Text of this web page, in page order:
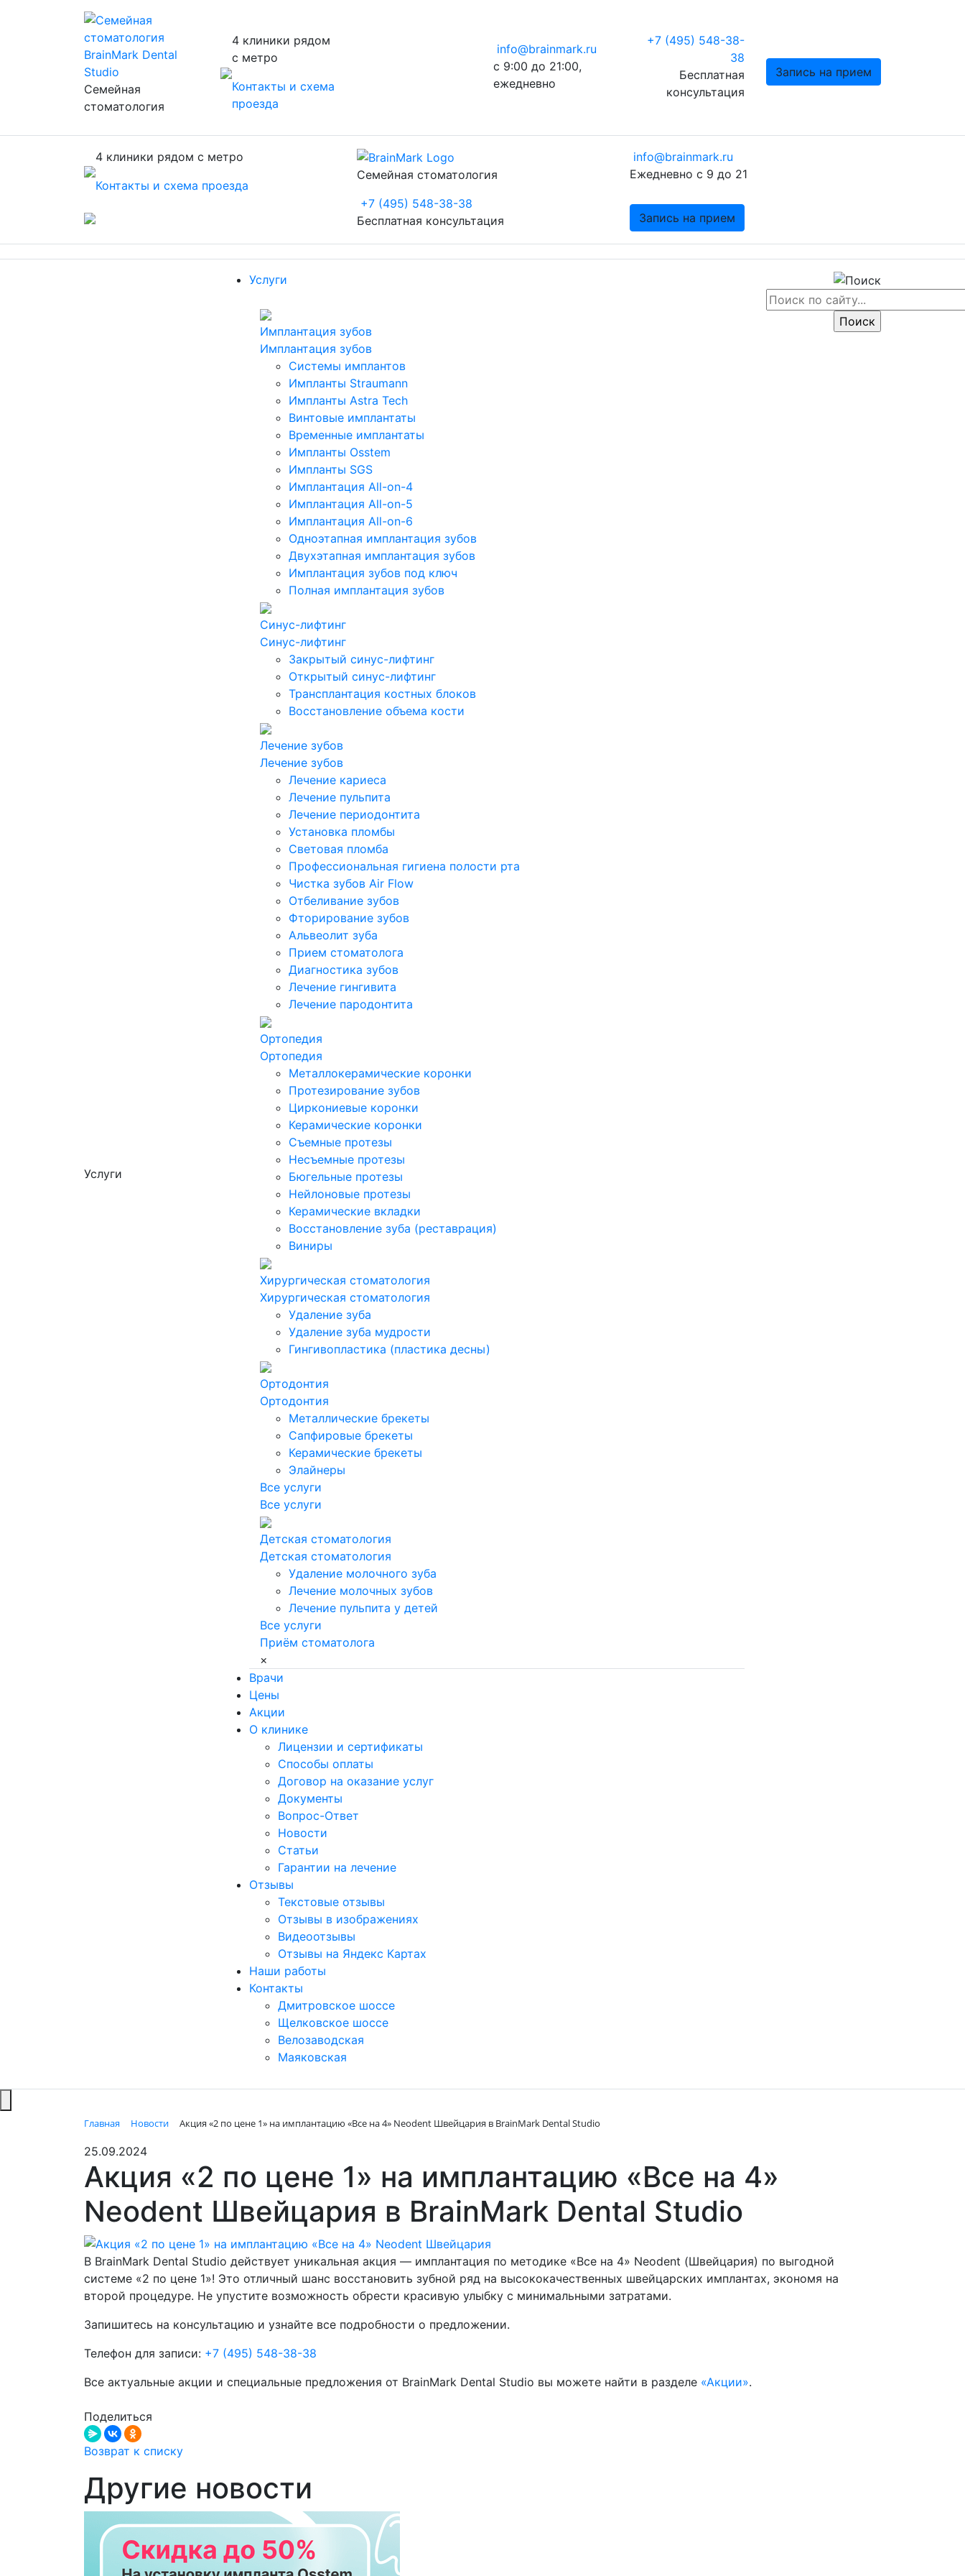
Семейная
стоматология
4 клиники рядом
с метро
Контакты и схема
проезда
info@brainmark.ru
с 9:00 до 21:00,
ежедневно
+7 (495) 548-38-
38
Бесплатная
консультация
Запись на прием
4 клиники рядом с метро
Контакты и схема проезда
Семейная стоматология
info@brainmark.ru
Ежедневно с 9 до 21
+7 (495) 548-38-38
Бесплатная консультация
Запись на прием
Услуги
Услуги
Имплантация зубов
Имплантация зубов
Системы имплантов
Импланты Straumann
Импланты Astra Tech
Винтовые имплантаты
Временные имплантаты
Импланты Osstem
Импланты SGS
Имплантация All-on-4
Имплантация All-on-5
Имплантация All-on-6
Одноэтапная имплантация зубов
Двухэтапная имплантация зубов
Имплантация зубов под ключ
Полная имплантация зубов
Синус-лифтинг
Синус-лифтинг
Закрытый синус-лифтинг
Открытый синус-лифтинг
Трансплантация костных блоков
Восстановление объема кости
Лечение зубов
Лечение зубов
Лечение кариеса
Лечение пульпита
Лечение периодонтита
Установка пломбы
Световая пломба
Профессиональная гигиена полости рта
Чистка зубов Air Flow
Отбеливание зубов
Фторирование зубов
Альвеолит зуба
Прием стоматолога
Диагностика зубов
Лечение гингивита
Лечение пародонтита
Ортопедия
Ортопедия
Металлокерамические коронки
Протезирование зубов
Циркониевые коронки
Керамические коронки
Съемные протезы
Несъемные протезы
Бюгельные протезы
Нейлоновые протезы
Керамические вкладки
Восстановление зуба (реставрация)
Виниры
Хирургическая стоматология
Хирургическая стоматология
Удаление зуба
Удаление зуба мудрости
Гингивопластика (пластика десны)
Ортодонтия
Ортодонтия
Металлические брекеты
Сапфировые брекеты
Керамические брекеты
Элайнеры
Все услуги
Все услуги
Детская стоматология
Детская стоматология
Удаление молочного зуба
Лечение молочных зубов
Лечение пульпита у детей
Все услуги
Приём стоматолога
×
Врачи
Цены
Акции
О клинике
Лицензии и сертификаты
Способы оплаты
Договор на оказание услуг
Документы
Вопрос-Ответ
Новости
Статьи
Гарантии на лечение
Отзывы
Текстовые отзывы
Отзывы в изображениях
Видеоотзывы
Отзывы на Яндекс Картах
Наши работы
Контакты
Дмитровское шоссе
Щелковское шоссе
Велозаводская
Маяковская
Главная Новости Акция «2 по цене 1» на имплантацию «Все на 4» Neodent Швейцария в BrainMark Dental Studio
25.09.2024
Акция «2 по цене 1» на имплантацию «Все на 4»
Neodent Швейцария в BrainMark Dental Studio
В BrainMark Dental Studio действует уникальная акция — имплантация по методике «Все на 4» Neodent (Швейцария) по выгодной
системе «2 по цене 1»! Это отличный шанс восстановить зубной ряд на высококачественных швейцарских имплантах, экономя на
второй процедуре. Не упустите возможность обрести красивую улыбку с минимальными затратами.
Запишитесь на консультацию и узнайте все подробности о предложении.
Телефон для записи: +7 (495) 548-38-38
Все актуальные акции и специальные предложения от BrainMark Dental Studio вы можете найти в разделе «Акции».
Поделиться
Возврат к списку
Другие новости